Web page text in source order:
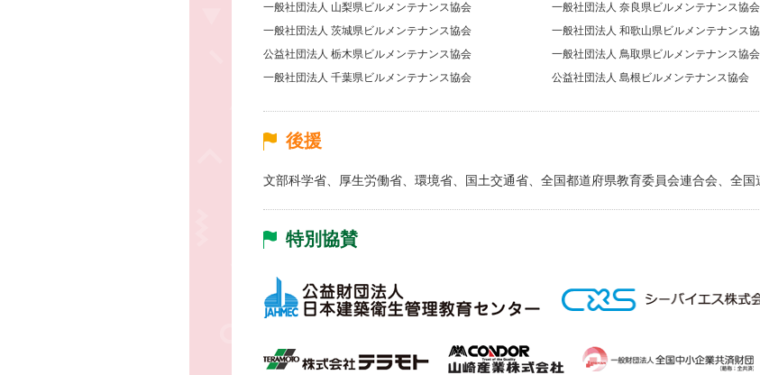
一般社団法人 山梨県ビルメンテナンス協会
一般社団法人 茨城県ビルメンテナンス協会
公益社団法人 栃木県ビルメンテナンス協会
一般社団法人 千葉県ビルメンテナンス協会
一般社団法人 奈良県ビルメンテナンス協会
一般社団法人 和歌山県ビルメンテナンス
一般社団法人 鳥取県ビルメンテナンス協会
公益社団法人 島根ビルメンテナンス協会
後援
文部科学省、厚生労働省、環境省、国土交通省、全国都道府県教育委員会連合会、全
特別協賛